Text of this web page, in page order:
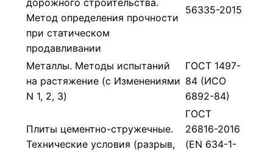
Метод определения прочности
при статическом
продавливании
56335-2015
Металлы. Методы испытаний
на растяжение (с Изменениями
N 1, 2, 3)
ГОСТ 1497-
84 (ИСО
6892-84)
Плиты цементно-стружечные.
Технические условия (разрыв,
ГОСТ
26816-2016
(EN 634-1-